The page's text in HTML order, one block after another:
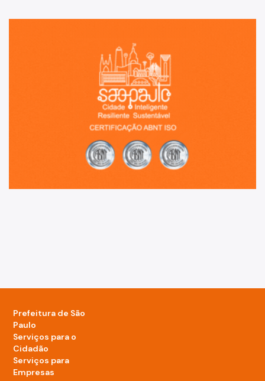
Prefeitura de São
Paulo
Serviços para o
Cidadão
Serviços para
Empresas